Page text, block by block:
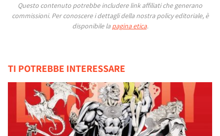
Questo contenuto potrebbe includere link affiliati che generano
commissioni. Per conoscere i dettagli della nostra policy editoriale, è
disponibile la pagina etica.
TI POTREBBE INTERESSARE